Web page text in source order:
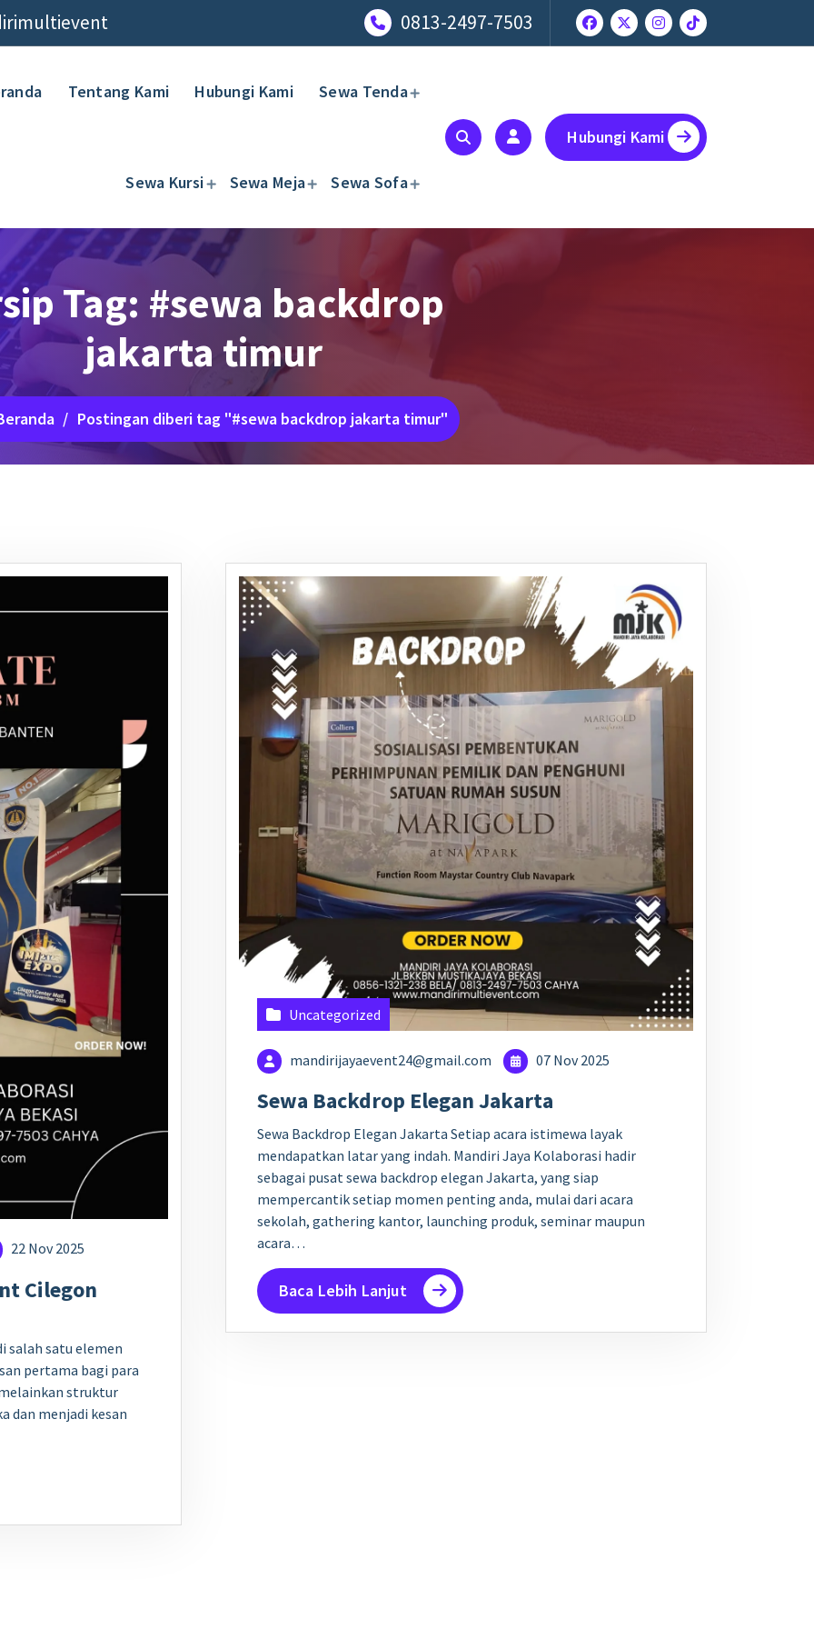
0813-2497-7503
Tentang Kami Hubungi Kami Sewa Tenda
Sewa Kursi Sewa Meja Sewa Sofa
Hubungi Kami
Tag: #sewa backdrop
jakarta timur
/ Postingan diberi tag "#sewa backdrop jakarta timur"
22 Nov 2025
Cilegon
salah satu elemen
pertama bagi para
struktur
dan menjadi kesan
Uncategorized
mandirijayaevent24@gmail.com 07 Nov 2025
Sewa Backdrop Elegan Jakarta
Sewa Backdrop Elegan Jakarta Setiap acara istimewa layak
mendapatkan latar yang indah. Mandiri Jaya Kolaborasi hadir
sebagai pusat sewa backdrop elegan Jakarta, yang siap
mempercantik setiap momen penting anda, mulai dari acara
sekolah, gathering kantor, launching produk, seminar maupun
acara…
Baca Lebih Lanjut